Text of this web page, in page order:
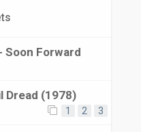
Soon Forward
Dread (1978)
1 2 3